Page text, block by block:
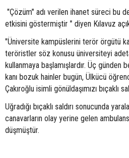
"Çözüm" adı verilen ihanet süreci bu
etkisini göstermiştir " diyen Kılavuz
"Üniversite kampüslerini terör örgütü
teröristler söz konusu üniversiteyi
kullanmaya başlamışlardır. Üç günden
kanı bozuk hainler bugün, Ülkücü
Çakıroğlu isimli gönüldaşımızı bıçaklı
Uğradığı bıçaklı saldırı sonucunda
canavarların olay yerine gelen
düşmüştür.